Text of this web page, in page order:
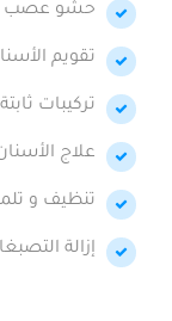
حشو عصب -
تقويم
تركيبات
علاج
تنظيف و
إزالة